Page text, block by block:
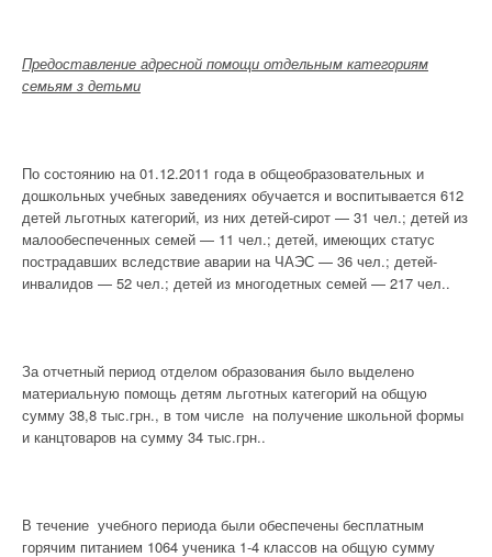
Предоставление адресной помощи отдельным категориям
семьям з детьми
По состоянию на 01.12.2011 года в общеобразовательных и
дошкольных учебных заведениях обучается и воспитывается 612
детей льготных категорий, из них детей-сирот — 31 чел.; детей из
малообеспеченных семей — 11 чел.; детей, имеющих статус
пострадавших вследствие аварии на ЧАЭС — 36 чел.; детей-
инвалидов — 52 чел.; детей из многодетных семей — 217 чел..
За отчетный период отделом образования было выделено
материальную помощь детям льготных категорий на общую
сумму 38,8 тыс.грн., в том числе на получение школьной формы
и канцтоваров на сумму 34 тыс.грн..
В течение учебного периода были обеспечены бесплатным
горячим питанием 1064 ученика 1-4 классов на общую сумму